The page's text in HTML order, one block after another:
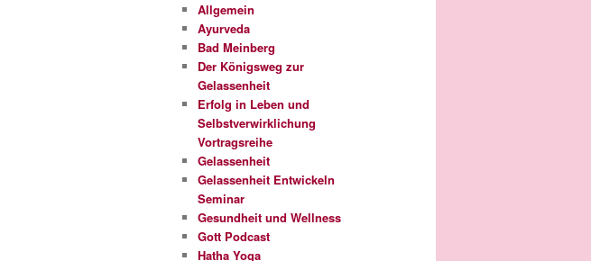
Allgemein
Ayurveda
Bad Meinberg
Der Königsweg zur
Gelassenheit
Erfolg in Leben und
Selbstverwirklichung
Vortragsreihe
Gelassenheit
Gelassenheit Entwickeln
Seminar
Gesundheit und Wellness
Gott Podcast
Hatha Yoga